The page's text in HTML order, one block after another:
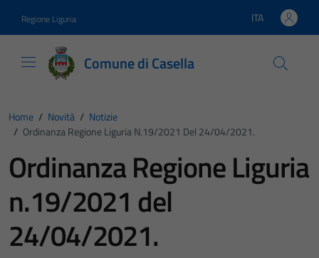
Regione Liguria Lingua attiva:
ITA
Comune di Casella
Home / Novità / Notizie
/ Ordinanza Regione Liguria N.19/2021 Del 24/04/2021.
Ordinanza Regione Liguria
n.19/2021 del
24/04/2021.